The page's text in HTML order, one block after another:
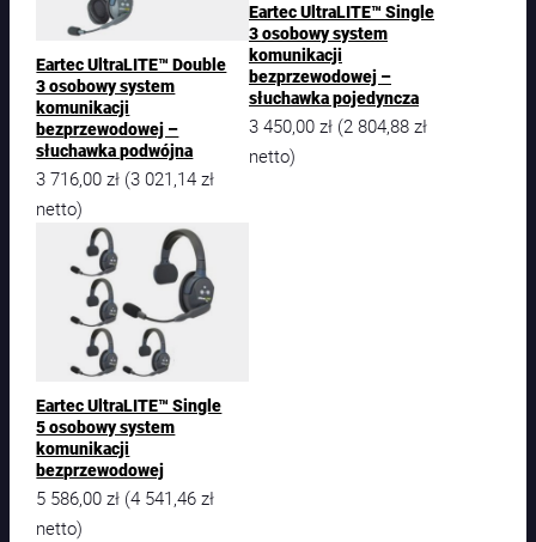
o
s
o
b
o
w
y
o
m
u
n
i
k
Eartec UltraLITE™ Double
3 osobowy system
komunikacji
bezprzewodowej –
słuchawka podwójna
3 716,00zł (3 021,14zł
netto)
Eartec UltraLITE™ Single
3 osobowy system
komunikacji
bezprzewodowej –
słuchawka pojedyncza
3 450,00 zł (2 804,88 zł
netto)
Eartec UltraLITE™ Single
5 osobowy system
komunikacji
bezprzewodowej
5 586,00zł (4 541,46zł
netto)